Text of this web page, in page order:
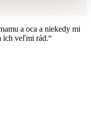
a oca a niekedy mi
ich veľmi rád.